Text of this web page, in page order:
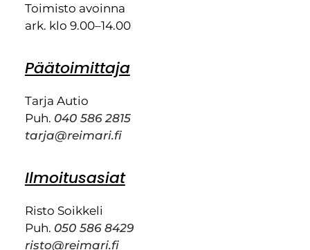
Toimisto avoinna
ark. klo 9.00–14.00
Päätoimittaja
Tarja Autio
Puh. 040 586 2815
tarja@reimari.fi
Ilmoitusasiat
Risto Soikkeli
Puh. 050 586 8429
risto@reimari.fi